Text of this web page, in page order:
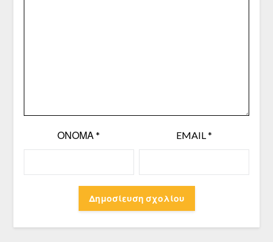
ΌΝΟΜΑ* EMAIL*